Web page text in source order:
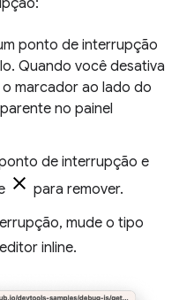
ponto de interrupção
Quando você desativa
marcador ao lado do
no painel
de interrupção e
para remover.
mude o tipo
inline.